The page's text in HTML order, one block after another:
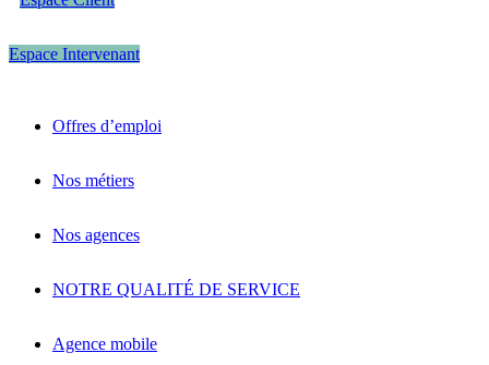
Espace Intervenant
Offres d’emploi
Nos métiers
Nos agences
NOTRE QUALITÉ DE SERVICE
Agence mobile